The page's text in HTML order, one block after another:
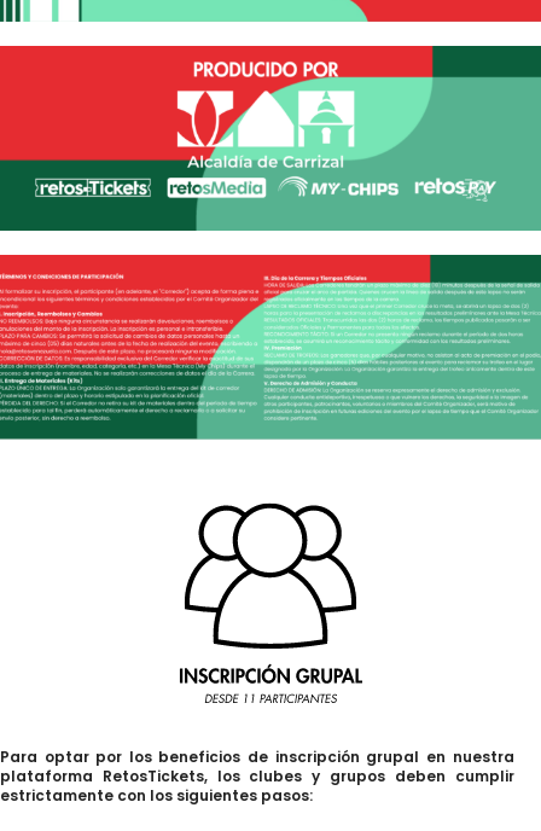
Para optar por los beneficios de inscripción grupal en nuestra
plataforma RetosTickets, los clubes y grupos deben cumplir
estrictamente con los siguientes pasos: